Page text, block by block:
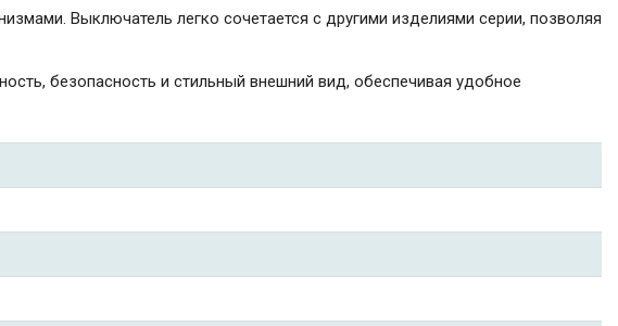
Выключатель легко сочетается с другими изделиями серии, позволяя
безопасность и стильный внешний вид, обеспечивая удобное